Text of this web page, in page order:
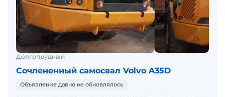
Долгопрудный
Сочлененный самосвал Volvo A35D
Объявление давно не обновлялось